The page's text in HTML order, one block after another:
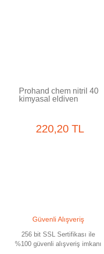
Prohand chem nitril 40
kimyasal eldiven
220,20 TL
Güvenli Alışveriş
256 bit SSL Sertifikası ile
%100 güvenli alışveriş imkanı